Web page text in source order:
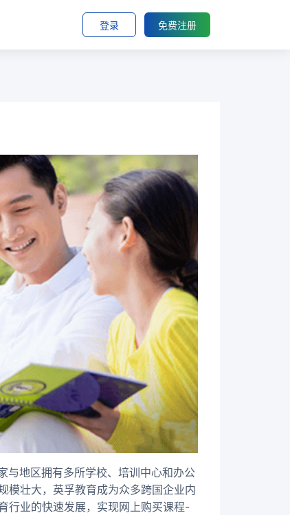
登录 免费注册
与地区拥有多所学校、培训中心和办公
模壮大，英孚教育成为众多跨国企业内
行业的快速发展，实现网上购买课程-